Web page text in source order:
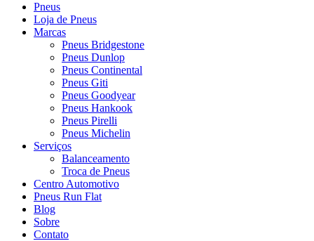
Pneus
Loja de Pneus
Marcas
Pneus Bridgestone
Pneus Dunlop
Pneus Continental
Pneus Giti
Pneus Goodyear
Pneus Hankook
Pneus Pirelli
Pneus Michelin
Serviços
Balanceamento
Troca de Pneus
Centro Automotivo
Pneus Run Flat
Blog
Sobre
Contato